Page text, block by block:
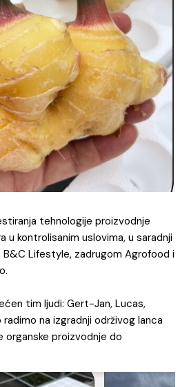
tehnologije proizvodnje
u kontrolisanim uslovima, u saradnji
B&C Lifestyle, zadrugom Agrofood i
tim ljudi: Gert-Jan, Lucas,
radimo na izgradnji održivog lanca
organske proizvodnje do